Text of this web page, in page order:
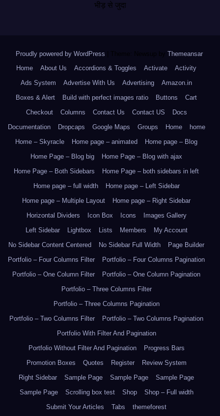
भीड़ से जुदा
Proudly powered by WordPress Theme: Newsup by Themeansar.
Home
About Us Accordions & Toggles Activate
Activity
Ads System
Advertise With Us Advertising
Amazon.in
Boxes & Alert
Build with perfect images ratio Buttons
Cart
Checkout
Columns Contact Us Contact US
Docs
Documentation
Dropcaps Google Maps Groups Home
home
Home – Skyracle
Home page – animated
Home page – Blog
Home Page – Blog big
Home Page – Blog with ajax
Home Page – Both Sidebars
Home Page – both sidebars in left
Home page – full width
Home page – Left Sidebar
Home page – Multiple Layout
Home page – Right Sidebar
Horizontal Dividers
Icon Box Icons
Images Gallery
Left Sidebar
Lightbox Lists Members
My Account
No Sidebar Content Centered
No Sidebar Full Width
Page Builder
Portfolio – Four Columns Filter
Portfolio – Four Columns Pagination
Portfolio – One Column Filter
Portfolio – One Column Pagination
Portfolio – Three Columns Filter
Portfolio – Three Columns Pagination
Portfolio – Two Columns Filter
Portfolio – Two Columns Pagination
Portfolio With Filter And Pagination
Portfolio Without Filter And Pagination
Progress Bars
Promotion Boxes
Quotes Register
Review System
Right Sidebar
Sample Page Sample Page
Sample Page
Sample Page
Scrolling box test Shop
Shop – Full width
Submit Your Articles
Tabs themeforest